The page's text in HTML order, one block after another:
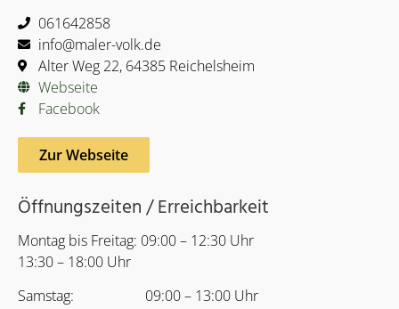
061642858
info@maler-volk.de
Alter Weg 22, 64385 Reichelsheim
Webseite
Facebook
Zur Webseite
Öffnungszeiten / Erreichbarkeit
Montag bis Freitag: 09:00 – 12:30 Uhr
13:30 – 18:00 Uhr
Samstag: 09:00 – 13:00 Uhr